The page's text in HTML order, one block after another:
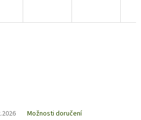
Možnosti doručení